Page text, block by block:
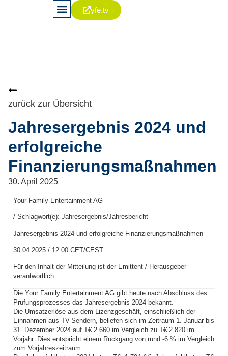
yfe.tv
zurück zur Übersicht
Jahresergebnis 2024 und
erfolgreiche
Finanzierungsmaßnahmen
30. April 2025
Your Family Entertainment AG
/ Schlagwort(e): Jahresergebnis/Jahresbericht
Jahresergebnis 2024 und erfolgreiche Finanzierungsmaßnahmen
30.04.2025 / 12:00 CET/CEST
Für den Inhalt der Mitteilung ist der Emittent / Herausgeber
verantwortlich.
Die Your Family Entertainment AG gibt heute nach Abschluss des
Prüfungsprozesses das Jahresergebnis 2024 bekannt.
Die Umsatzerlöse aus dem Lizenzgeschäft, einschließlich der
Einnahmen aus TV-Sendern, beliefen sich im Zeitraum 1. Januar bis
31. Dezember 2024 auf T€ 2.660 im Vergleich zu T€ 2.820 im
Vorjahr. Dies entspricht einem Rückgang von rund -6 % im Vergleich
zum Vorjahreszeitraum.